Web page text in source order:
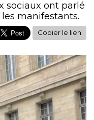
sociaux ont parlé
manifestants.
Copier le lien